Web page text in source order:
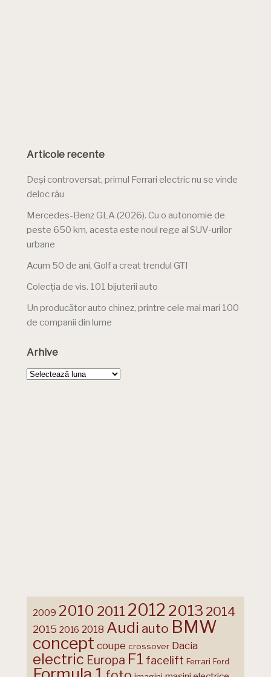
Articole recente
Deși controversat, primul Ferrari electric nu se vinde
deloc rău
Mercedes-Benz GLA (2026). Cu o autonomie de
peste 650 km, acesta este noul rege al SUV-urilor
urbane
Acum 50 de ani, Golf a creat trendul GTI
Colecția de vis. 101 bijuterii auto
Un producător auto chinez, printre cele mai mari 100
de companii din lume
Arhive
Arhive
2009 2010 2011 2012 2013 2014
2015 2016 2018 Audi auto BMW
concept coupe crossover Dacia
electric Europa F1 facelift Ferrari Ford